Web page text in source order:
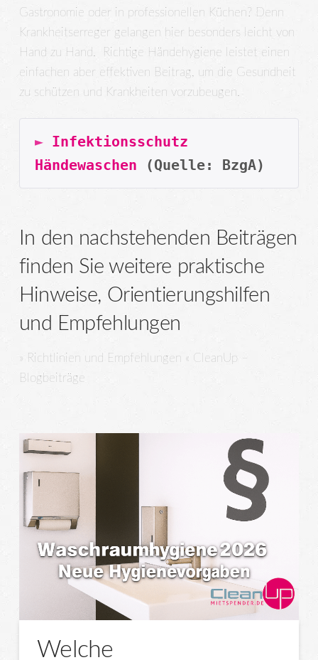
Gastronomie oder in professionellen Küchen? Denn
Krankheitserreger gelangen hier besonders leicht von
Hand zu Hand. Richtige Händehygiene leistet einen
einfachen aber effektiven Beitrag, um die Gesundheit
zu schützen und Krankheiten vorzubeugen.
► Infektionsschutz
Händewaschen
(Quelle: BzgA)
In den nachstehenden Beiträgen
finden Sie weitere praktische
Hinweise, Orientierungshilfen
und Empfehlungen
» Richtlinien und Empfehlungen « CleanUp –
Blogbeiträge
Welche